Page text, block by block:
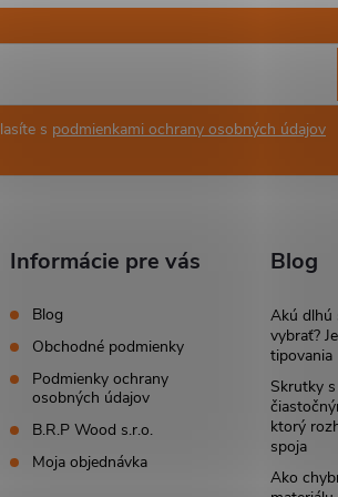
s podmienkami ochrany osobných údajov
Informácie pre vás
Blog
Obchodné podmienky
Podmienky ochrany
osobných údajov
B.R.P Wood s.r.o.
Moja objednávka
Blog
Akú dlhú
vybrať?
tipovania
Skrutky
ktorý
spoja
Ako